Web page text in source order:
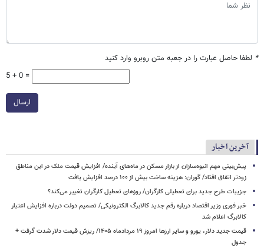
* لطفا حاصل عبارت را در جعبه متن روبرو وارد کنید
5 + 0 =
ارسال
آخرین اخبار
پیش‌بینی مهم انبوه‌سازان از بازار مسکن در ماه‌های آینده/ افزایش قیمت ملک در این مناطق
زودتر اتفاق افتاد/ گوران: هزینه ساخت بیش از ۱۰۰ درصد افزایش یافت
جزیبات طرح جدید برای تعطیلی کارگران/ روزهای تعطیل کارگران تغییر می‌کند؟
خبر فوری وزیر اقتصاد درباره رقم جدید کالابرگ الکترونیکی/ تصمیم دولت درباره افزایش اعتبار
کالابرگ اعلام شد
قیمت جدید دلار، یورو و سایر ارزها امروز ۱۹ مردادماه ۱۴۰۵/ ریزش قیمت دلار شدت گرفت +
جدول